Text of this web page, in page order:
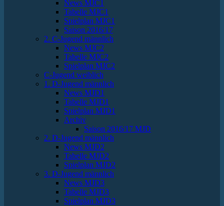
News MJC1
Tabelle MJC1
Spielplan MJC1
Saison 2016/17
2. C-Jugend männlich
News MJC2
Tabelle MJC2
Spielplan MJC2
C-Jugend weiblich
1. D-Jugend männlich
News MJD1
Tabelle MJD1
Spielplan MJD1
Archiv
Saison 2016/17 MJD
2. D-Jugend männlich
News MJD2
Tabelle MJD2
Spielplan MJD2
3. D-Jugend männlich
News MJD3
Tabelle MJD3
Spielplan MJD3